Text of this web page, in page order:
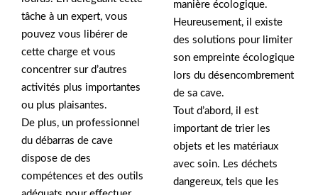
tâche à un expert, vous
pouvez vous libérer de
cette charge et vous
concentrer sur d’autres
activités plus importantes
ou plus plaisantes.
De plus, un professionnel
du débarras de cave
dispose de des
compétences et des outils
manière écologique.
Heureusement, il existe
des solutions pour limiter
son empreinte écologique
lors du désencombrement
de sa cave.
Tout d’abord, il est
important de trier les
objets et les matériaux
avec soin. Les déchets
dangereux, tels que les